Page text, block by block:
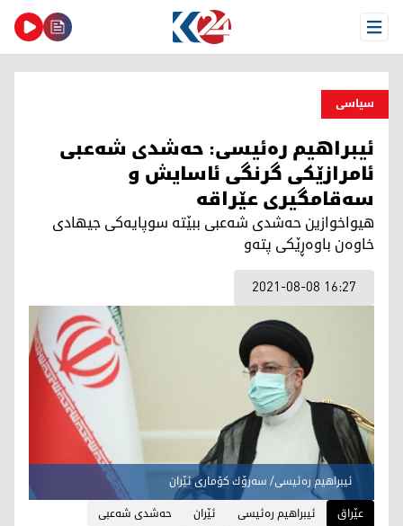
Open Menu
سیاسی
ئیبراهیم ره‌ئیسی: حه‌شدی شه‌عبی
ئامرازێكی گرنگی ئاسایش و
سه‌قامگیری عێراقه‌
هیواخوازین حه‌شدی شه‌عبی ببێته‌ سوپایه‌كی جیهادی
خاوه‌ن باوه‌ڕێكی پته‌و
2021-08-08 16:27
ئیبراهیم ره‌ئیسی/ سه‌رۆك كۆماری ئێران
عێراق
ئیبراهیم ره‌ئیسی ئێران حه‌شدی شه‌عبی